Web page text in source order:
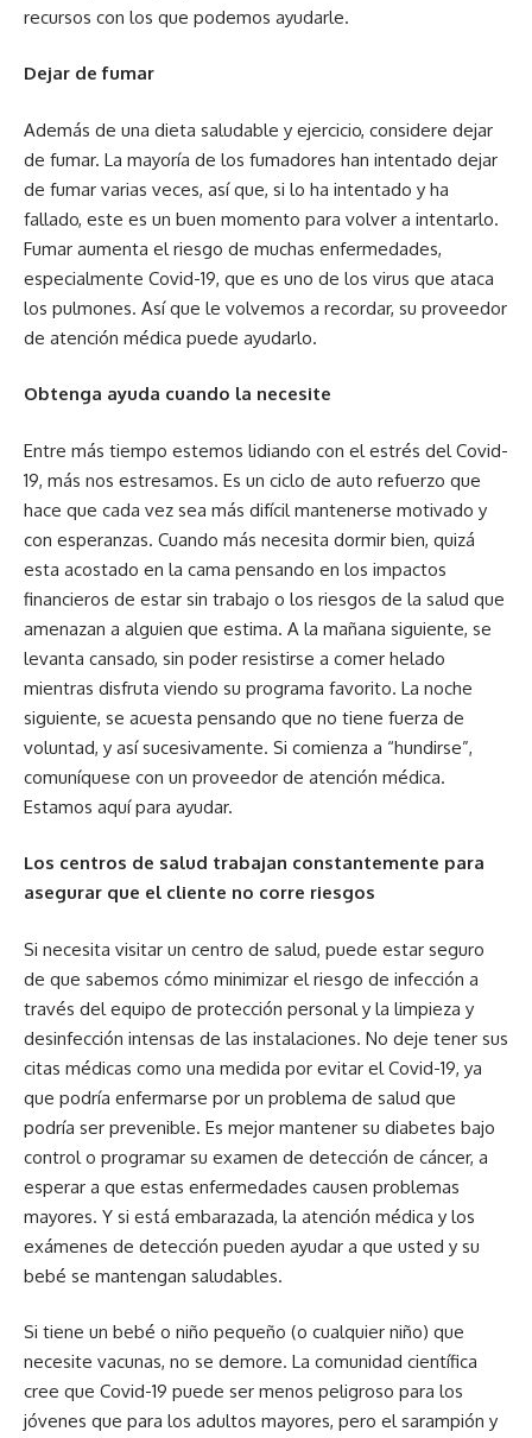
recursos con los que podemos ayudarle.
Dejar de fumar
Además de una dieta saludable y ejercicio, considere dejar
de fumar. La mayoría de los fumadores han intentado dejar
de fumar varias veces, así que, si lo ha intentado y ha
fallado, este es un buen momento para volver a intentarlo.
Fumar aumenta el riesgo de muchas enfermedades,
especialmente Covid-19, que es uno de los virus que ataca
los pulmones. Así que le volvemos a recordar, su proveedor
de atención médica puede ayudarlo.
Obtenga ayuda cuando la necesite
Entre más tiempo estemos lidiando con el estrés del Covid-
19, más nos estresamos. Es un ciclo de auto refuerzo que
hace que cada vez sea más difícil mantenerse motivado y
con esperanzas. Cuando más necesita dormir bien, quizá
esta acostado en la cama pensando en los impactos
financieros de estar sin trabajo o los riesgos de la salud que
amenazan a alguien que estima. A la mañana siguiente, se
levanta cansado, sin poder resistirse a comer helado
mientras disfruta viendo su programa favorito. La noche
siguiente, se acuesta pensando que no tiene fuerza de
voluntad, y así sucesivamente. Si comienza a “hundirse”,
comuníquese con un proveedor de atención médica.
Estamos aquí para ayudar.
Los centros de salud trabajan constantemente para
asegurar que el cliente no corre riesgos
Si necesita visitar un centro de salud, puede estar seguro
de que sabemos cómo minimizar el riesgo de infección a
través del equipo de protección personal y la limpieza y
desinfección intensas de las instalaciones. No deje tener sus
citas médicas como una medida por evitar el Covid-19, ya
que podría enfermarse por un problema de salud que
podría ser prevenible. Es mejor mantener su diabetes bajo
control o programar su examen de detección de cáncer, a
esperar a que estas enfermedades causen problemas
mayores. Y si está embarazada, la atención médica y los
exámenes de detección pueden ayudar a que usted y su
bebé se mantengan saludables.
Si tiene un bebé o niño pequeño (o cualquier niño) que
necesite vacunas, no se demore. La comunidad científica
cree que Covid-19 puede ser menos peligroso para los
jóvenes que para los adultos mayores, pero el sarampión y